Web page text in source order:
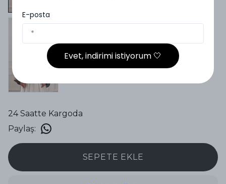
24 Saatte Kargoda
Paylaş:
SEPETE EKLE
E-posta
Evet, indirimi istiyorum 🤍